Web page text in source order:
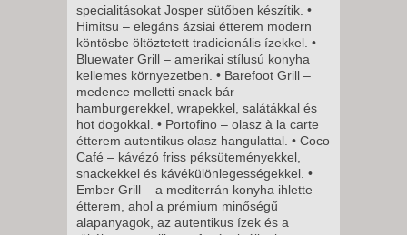
5 NAP / 4 ÉJSZAKA
2027. FEBRUÁR 25.,
CSÜTÖRTÖK -
8 NAP / 7 ÉJSZAKA
2027. MÁRCIUS 01., HÉTFŐ -
11 NAP / 10 ÉJSZAKA
2027. MÁRCIUS 01., HÉTFŐ -
8 NAP / 7 ÉJSZAKA
2027. MÁRCIUS 04.,
specialitásokat Josper sütőben készítik. •
Himitsu – elegáns ázsiai étterem modern
köntösbe öltöztetett tradicionális ízekkel. •
Bluewater Grill – amerikai stílusú konyha
kellemes környezetben. • Barefoot Grill –
medence melletti snack bár
hamburgerekkel, wrapekkel, salátákkal és
hot dogokkal. • Portofino – olasz à la carte
étterem autentikus olasz hangulattal. • Coco
Café – kávézó friss péksüteményekkel,
snackekkel és kávékülönlegességekkel. •
Ember Grill – a mediterrán konyha ihlette
étterem, ahol a prémium minőségű
alapanyagok, az autentikus ízek és a